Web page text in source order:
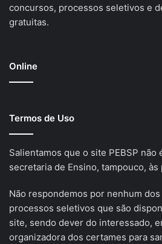
concursos, processos seletivos e
gratuitas.
Online
Termos de Uso
Salientamos que o site PEBSP não
secretaria de Ensino, tampouco,
Não respondemos por nenhum
processos seletivos que são
site, sendo dever do interessado,
organizadora dos certames para